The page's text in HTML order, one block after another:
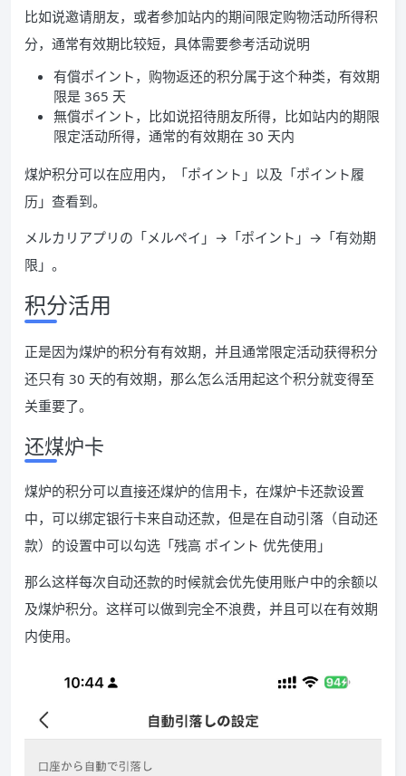
比如说邀请朋友，或者参加站内的期间限定购物活动所得积
分，通常有效期比较短，具体需要参考活动说明
有償ポイント，购物返还的积分属于这个种类，有效期
限是 365 天
無償ポイント，比如说招待朋友所得，比如站内的期限
限定活动所得，通常的有效期在 30 天内
煤炉积分可以在应用内，「ポイント」以及「ポイント履
历」查看到。
メルカリアプリの「メルペイ」→「ポイント」→「有効期
限」。
积分活用
正是因为煤炉的积分有有效期，并且通常限定活动获得积分
还只有 30 天的有效期，那么怎么活用起这个积分就变得至
关重要了。
还煤炉卡
煤炉的积分可以直接还煤炉的信用卡，在煤炉卡还款设置
中，可以绑定银行卡来自动还款，但是在自动引落（自动还
款）的设置中可以勾选「残高 ポイント 优先使用」
那么这样每次自动还款的时候就会优先使用账户中的余额以
及煤炉积分。这样可以做到完全不浪费，并且可以在有效期
内使用。